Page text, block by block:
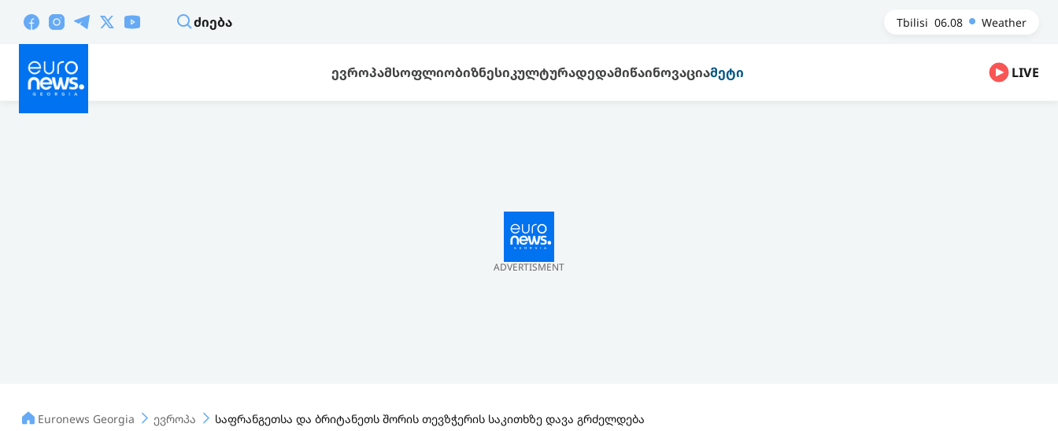
ᲫᲘᲔᲑᲐ Tbilisi 06.08 Weather
ᲔᲕᲠᲝᲞᲐᲛᲡᲝᲤᲚᲘᲝᲑᲘᲖᲜᲔᲡᲘᲙᲣᲚᲢᲣᲠᲐᲓᲔᲓᲐᲛᲘᲬᲐᲘᲜᲝᲕᲐᲪᲘᲐᲛᲔᲢᲘ LIVE
ADVERTISMENT
Euronews Georgia ევროპა საფრანგეთსა და ბრიტანეთს შორის თევზჭერის საკითხზე დავა გრძელდება